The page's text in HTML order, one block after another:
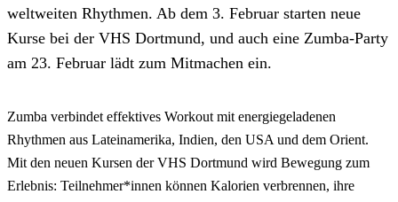
weltweiten Rhythmen. Ab dem 3. Februar starten neue
Kurse bei der VHS Dortmund, und auch eine Zumba-Party
am 23. Februar lädt zum Mitmachen ein.
Zumba verbindet effektives Workout mit energiegeladenen
Rhythmen aus Lateinamerika, Indien, den USA und dem Orient.
Mit den neuen Kursen der VHS Dortmund wird Bewegung zum
Erlebnis: Teilnehmer*innen können Kalorien verbrennen, ihre